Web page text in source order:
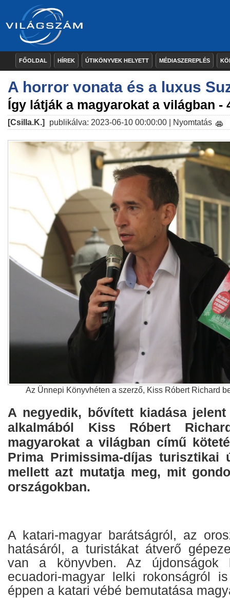
FŐOLDAL HÍREK ÚTIKÖNYVEK HELYETT MÉDIASZEREPLÉS
A horror vonata és a luxus
Így látják a magyarokat a világban -
[Csilla.K.] publikálva: 2023-06-10 00:00:00 | Nyomtatás
Az Ünnepi Könyvhéten a szerző, Kiss Róbert Richard
A negyedik, bővített kiadása
alkalmából Kiss Róbert
magyarokat a világban című
Prima Primissima-díjas turisztikai
mellett azt mutatja meg, mit
országokban.
A katari-magyar barátságról, az
hatásáról, a turistákat átverő
van a könyvben. Az újdonságok
ecuadori-magyar lelki rokonságról
éppen a katari vébé bemutatása